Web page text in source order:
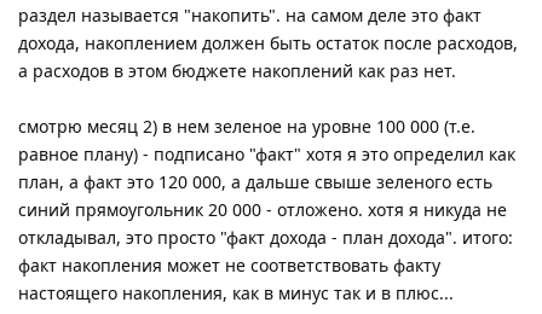
раздел называется "накопить". на самом деле это факт
дохода, накоплением должен быть остаток после расходов,
а расходов в этом бюджете накоплений как раз нет.
смотрю месяц 2) в нем зеленое на уровне 100 000 (т.е.
равное плану) - подписано "факт" хотя я это определил как
план, а факт это 120 000, а дальше свыше зеленого есть
синий прямоугольник 20 000 - отложено. хотя я никуда не
откладывал, это просто "факт дохода - план дохода". итого:
факт накопления может не соответствовать факту
настоящего накопления, как в минус так и в плюс...